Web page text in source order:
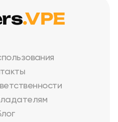
.VPE